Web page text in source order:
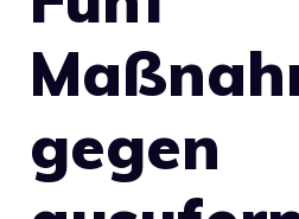
gegen